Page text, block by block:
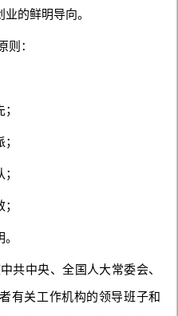
的鲜明导向。
则：
共中央、全国人大常委会、
有关工作机构的领导班子和